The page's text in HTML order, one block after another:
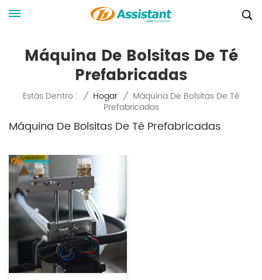
Máquina De Bolsitas De Té
Prefabricadas
Estás Dentro : / Hogar / Máquina De Bolsitas De Té
Prefabricadas
Máquina De Bolsitas De Té Prefabricadas